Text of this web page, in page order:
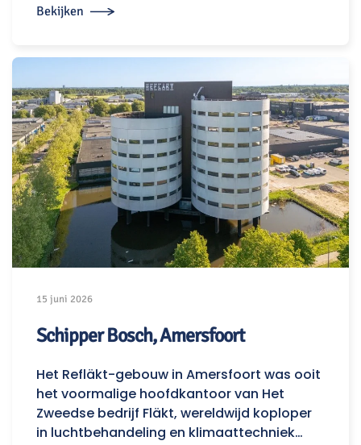
Bekijken
15 juni 2026
Schipper Bosch, Amersfoort
Het Refläkt-gebouw in Amersfoort was ooit
het voormalige hoofdkantoor van Het
Zweedse bedrijf Fläkt, wereldwijd koploper
in luchtbehandeling en klimaattechniek…